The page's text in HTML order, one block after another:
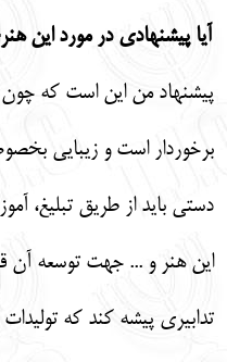
آيا پيشنهادي در مورد اين
پيشنهاد من اين است كه
برخوردار است و زيبايي
دستي بايد از طريق تبليغ،
اين هنر و ... جهت توسعه آن
تدابيري پيشه كند كه